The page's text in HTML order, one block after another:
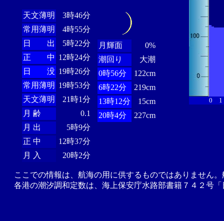
天文薄明
3時46分
常用薄明
4時55分
日 出
5時22分
正 中 12時24分
日 没 19時26分
常用薄明 19時53分
天文薄明
21時1分
月 齢
0.1
月 出
5時9分
正 中
12時37分
月 入
20時2分
月輝面
0%
潮回り
大潮
0時56分
122cm
6時22分
219cm
13時12分
15cm
20時4分
227cm
0 1
ここでの情報は、航海の用に供するものではありません
各港の潮汐調和定数は、海上保安庁水路部書籍７４２号